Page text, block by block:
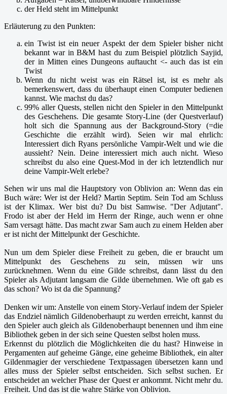
der Held steht im Mittelpunkt
Erläuterung zu den Punkten:
ein Twist ist ein neuer Aspekt der dem Spieler bisher nicht
bekannt war in B&M hast du zum Beispiel plötzlich Sayjid,
der in Mitten eines Dungeons auftaucht <- auch das ist ein
Twist
Wenn du nicht weist was ein Rätsel ist, ist es mehr als
bemerkenswert, dass du überhaupt einen Computer bedienen
kannst. Wie machst du das?
99% aller Quests, stellen nicht den Spieler in den Mittelpunkt
des Geschehens. Die gesamte Story-Line (der Questverlauf)
holt sich die Spannung aus der Background-Story (=die
Geschichte die erzählt wird). Seien wir mal ehrlich:
Interessiert dich Ryans persönliche Vampir-Welt und wie die
aussieht? Nein. Deine interessiert mich auch nicht. Wieso
schreibst du also eine Quest-Mod in der ich letztendlich nur
deine Vampir-Welt erlebe?
Sehen wir uns mal die Hauptstory von Oblivion an: Wenn das ein
Buch wäre: Wer ist der Held? Martin Septim. Sein Tod am Schluss
ist der Klimax. Wer bist du? Du bist Samwise. "Der Adjutant".
Frodo ist aber der Held im Herrn der Ringe, auch wenn er ohne
Sam versagt hätte. Das macht zwar Sam auch zu einem Helden aber
er ist nicht der Mittelpunkt der Geschichte.
Nun um dem Spieler diese Freiheit zu geben, die er braucht um
Mittelpunkt des Geschehens zu sein, müssen wir uns
zurücknehmen. Wenn du eine Gilde schreibst, dann lässt du den
Spieler als Adjutant langsam die Gilde übernehmen. Wie oft gab es
das schon? Wo ist da die Spannung?
Denken wir um: Anstelle von einem Story-Verlauf indem der Spieler
das Endziel nämlich Gildenoberhaupt zu werden erreicht, kannst du
den Spieler auch gleich als Gildenoberhaupt benennen und ihm eine
Bibliothek geben in der sich seine Questen selbst holen muss.
Erkennst du plötzlich die Möglichkeiten die du hast? Hinweise in
Pergamenten auf geheime Gänge, eine geheime Bibliothek, ein alter
Gildenmagier der verschiedene Textpassagen übersetzen kann und
alles muss der Spieler selbst entscheiden. Sich selbst suchen. Er
entscheidet an welcher Phase der Quest er ankommt. Nicht mehr du.
Freiheit. Und das ist die wahre Stärke von Oblivion.